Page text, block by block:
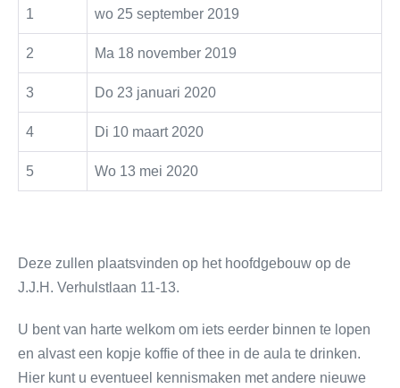
1 wo 25 september 2019
2 Ma 18 november 2019
3 Do 23 januari 2020
4 Di 10 maart 2020
5 Wo 13 mei 2020
Deze zullen plaatsvinden op het hoofdgebouw op de
J.J.H. Verhulstlaan 11-13.
U bent van harte welkom om iets eerder binnen te lopen
en alvast een kopje koffie of thee in de aula te drinken.
Hier kunt u eventueel kennismaken met andere nieuwe